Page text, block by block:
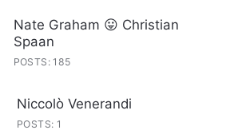
Nate Graham 😛 Christian
Spaan
POSTS: 185
Niccolò Venerandi
POSTS: 1